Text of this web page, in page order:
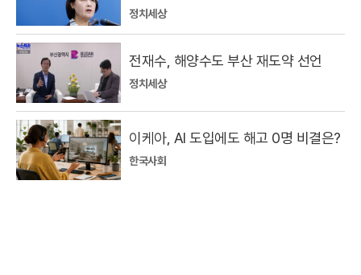
정치세상
전재수, 해양수도 부산 재도약 선언
정치세상
이케아, AI 도입에도 해고 0명 비결은?
한국사회